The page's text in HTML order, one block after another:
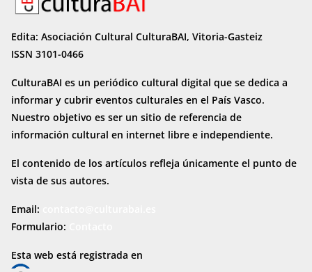
Edita: Asociación Cultural CulturaBAI, Vitoria-Gasteiz
ISSN 3101-0466
CulturaBAI es un periódico cultural digital que se dedica a
informar y cubrir eventos culturales en el País Vasco.
Nuestro objetivo es ser un sitio de referencia de
información cultural en internet libre e independiente.
El contenido de los artículos refleja únicamente el punto de
vista de sus autores.
Email:
Formulario:
Esta web está registrada en